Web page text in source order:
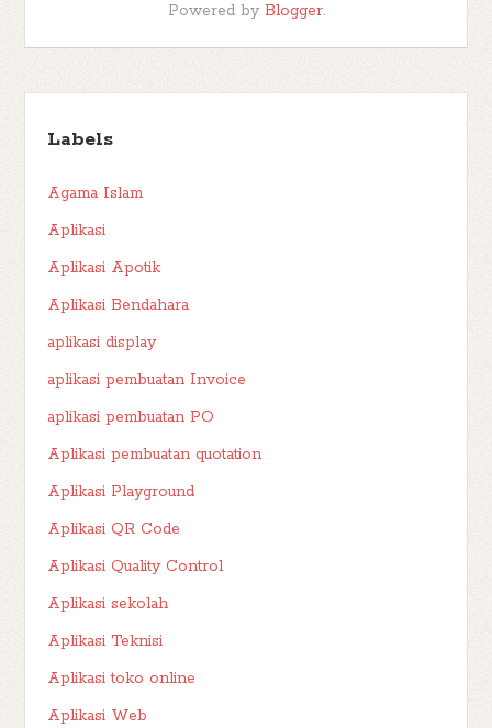
Powered by Blogger.
Labels
Agama Islam
Aplikasi
Aplikasi Apotik
Aplikasi Bendahara
aplikasi display
aplikasi pembuatan Invoice
aplikasi pembuatan PO
Aplikasi pembuatan quotation
Aplikasi Playground
Aplikasi QR Code
Aplikasi Quality Control
Aplikasi sekolah
Aplikasi Teknisi
Aplikasi toko online
Aplikasi Web